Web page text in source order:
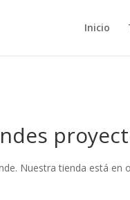
Inicio
Nuestra tienda está en